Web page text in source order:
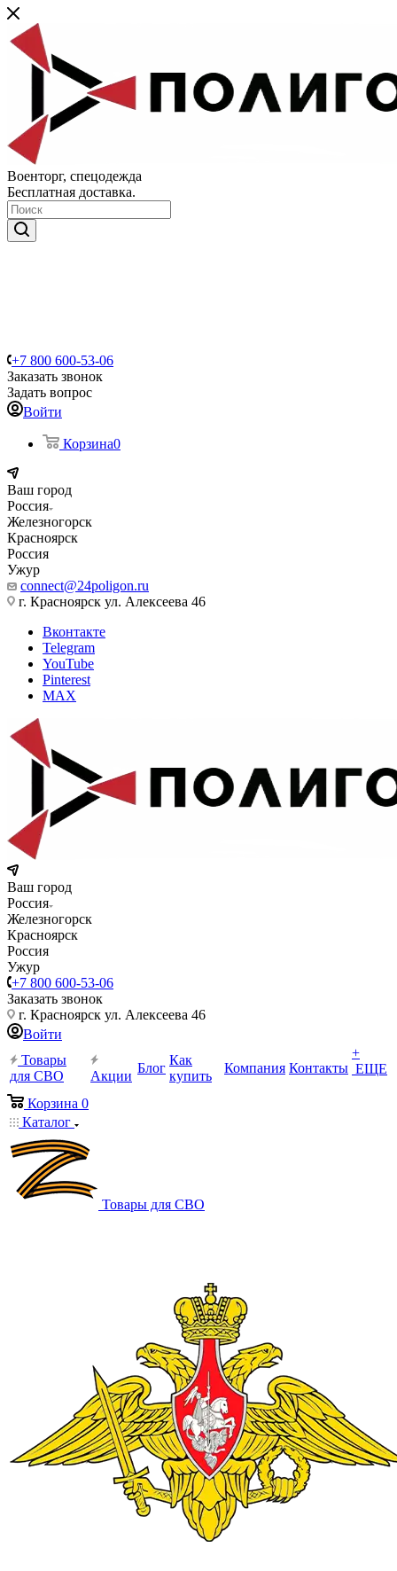
Военторг, спецодежда
Бесплатная доставка.
+7 800 600-53-06
Заказать звонок
Задать вопрос
Войти
Корзина0
Ваш город
Россия
Железногорск
Красноярск
Россия
Ужур
connect@24poligon.ru
г. Красноярск ул. Алексеева 46
Вконтакте
Telegram
YouTube
Pinterest
MAX
Ваш город
Россия
Железногорск
Красноярск
Россия
Ужур
+7 800 600-53-06
Заказать звонок
г. Красноярск ул. Алексеева 46
Войти
Товары
для СВО
Акции
Блог
Как
купить
Компания Контакты
+
ЕЩЕ
Корзина 0
Каталог
Товары для СВО